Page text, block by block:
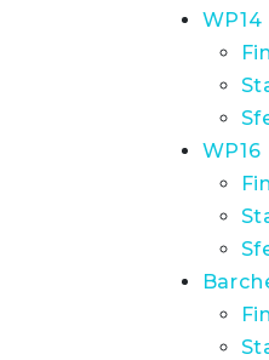
WP14
WP16